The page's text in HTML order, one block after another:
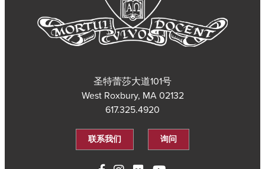
圣特蕾莎大道101号
West Roxbury, MA 02132
617.325.4920
联系我们 询问